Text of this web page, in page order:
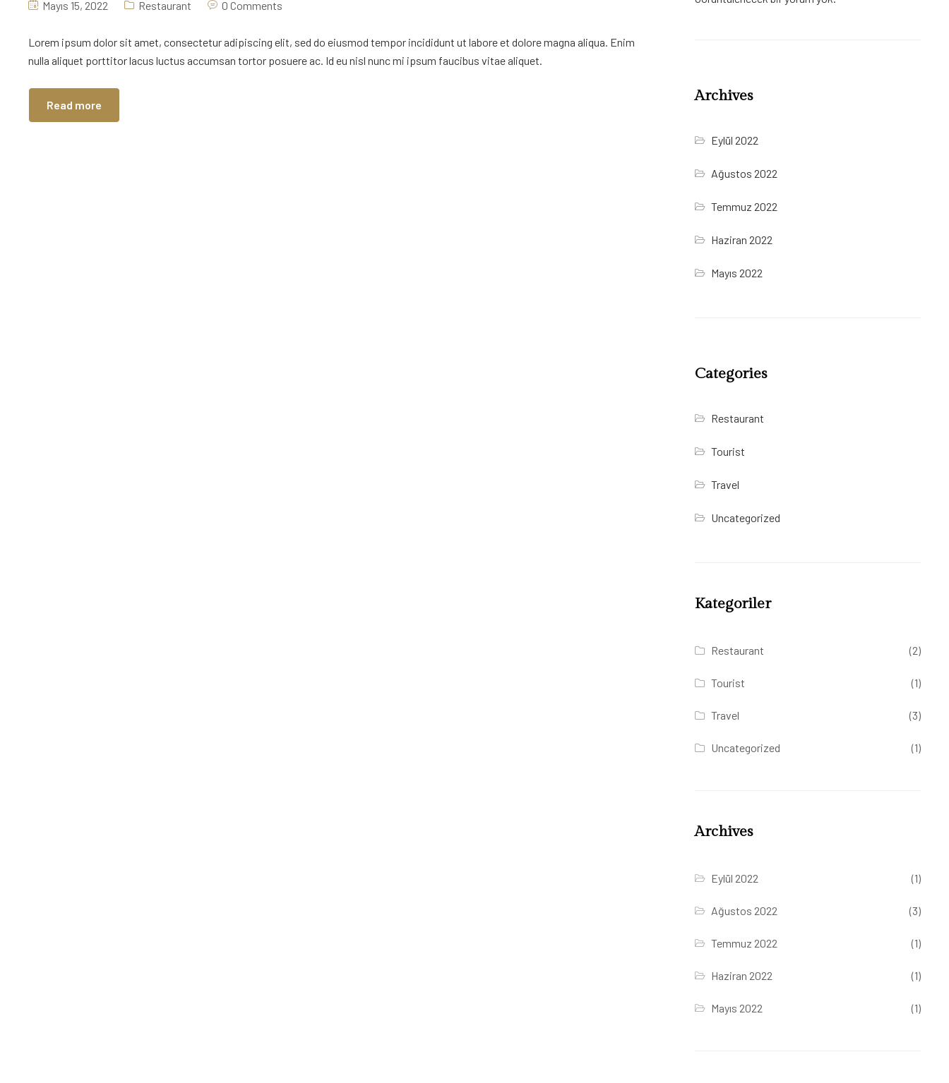
Mayıs 15, 2022 Restaurant 0 Comments
Lorem ipsum dolor sit amet, consectetur adipiscing elit, sed do eiusmod tempor incididunt ut labore et dolore magna aliqua. Enim
nulla aliquet porttitor lacus luctus accumsan tortor posuere ac. Id eu nisl nunc mi ipsum faucibus vitae aliquet.
Read more
Archives
Eylül 2022
Ağustos 2022
Temmuz 2022
Haziran 2022
Mayıs 2022
Categories
Restaurant
Tourist
Travel
Uncategorized
Kategoriler
Restaurant (2)
Tourist (1)
Travel (3)
Uncategorized (1)
Archives
Eylül 2022 (1)
Ağustos 2022 (3)
Temmuz 2022 (1)
Haziran 2022 (1)
Mayıs 2022 (1)